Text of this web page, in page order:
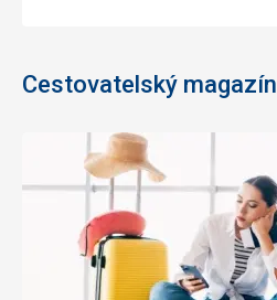
Cestovatelský magazín